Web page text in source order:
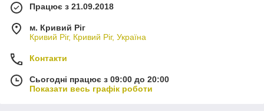
Працює з 21.09.2018
м. Кривий Ріг
Кривий Ріг, Кривий Ріг, Україна
Контакти
Сьогодні працює з 09:00 до 20:00
Показати весь графік роботи